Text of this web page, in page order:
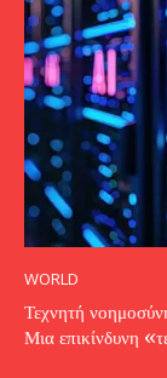
WORLD
Τεχνητή
Μια επικίνδυνη